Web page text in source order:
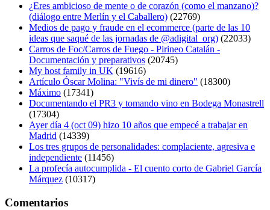
¿Eres ambicioso de mente o de corazón (como el manzano)?
(diálogo entre Merlín y el Caballero) (22769)
Medios de pago y fraude en el ecommerce (parte de las 10
ideas que saqué de las jornadas de @adigital_org) (22033)
Carros de Foc/Carros de Fuego - Pirineo Catalán -
Documentación y preparativos (20745)
My host family in UK (19616)
Artículo Óscar Molina: "Vivís de mi dinero" (18300)
Máximo (17341)
Documentando el PR3 y tomando vino en Bodega Monastrell
(17304)
Ayer día 4 (oct 09) hizo 10 años que empecé a trabajar en
Madrid (14339)
Los tres grupos de personalidades: complaciente, agresiva e
independiente (11456)
La profecía autocumplida - El cuento corto de Gabriel García
Márquez (10317)
Comentarios